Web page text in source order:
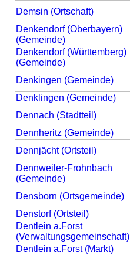
Demsin (Ortschaft)
Denkendorf (Oberbayern)
(Gemeinde)
Denkendorf (Württemberg)
(Gemeinde)
Denkingen (Gemeinde)
Denklingen (Gemeinde)
Dennach (Stadtteil)
Dennheritz (Gemeinde)
Dennjächt (Ortsteil)
Dennweiler-Frohnbach
(Gemeinde)
Densborn (Ortsgemeinde)
Denstorf (Ortsteil)
Dentlein a.Forst
(Verwaltungsgemeinschaft)
Dentlein a.Forst (Markt)